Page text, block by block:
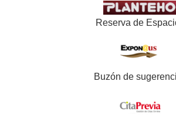
Reserva de
Buzón de